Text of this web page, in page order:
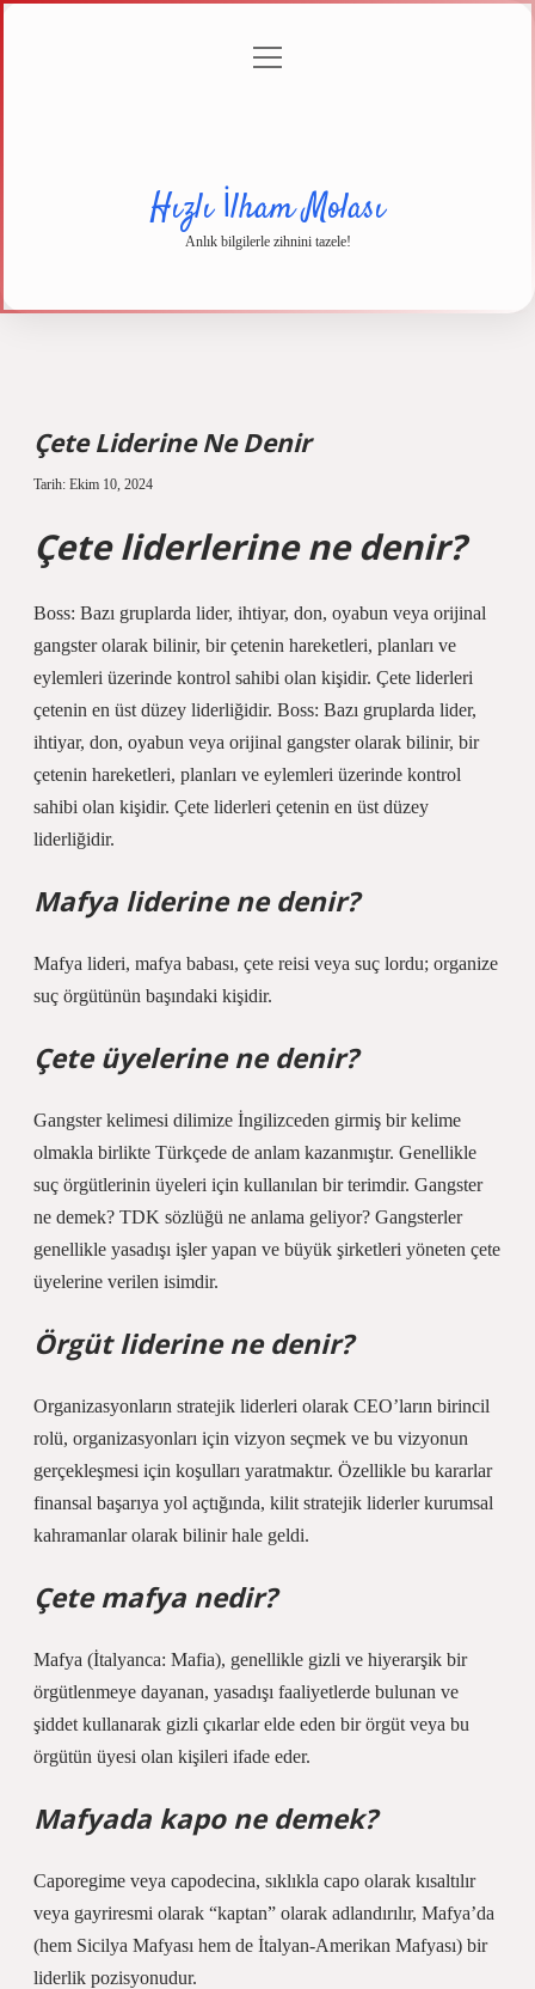
menüyü
Hızlı İlham Molası
Anlık bilgilerle zihnini tazele!
Çete Liderine Ne Denir
Tarih: Ekim 10, 2024
Çete liderlerine ne denir?
Boss: Bazı gruplarda lider, ihtiyar, don, oyabun veya orijinal
gangster olarak bilinir, bir çetenin hareketleri, planları ve
eylemleri üzerinde kontrol sahibi olan kişidir. Çete liderleri
çetenin en üst düzey liderliğidir. Boss: Bazı gruplarda lider,
ihtiyar, don, oyabun veya orijinal gangster olarak bilinir, bir
çetenin hareketleri, planları ve eylemleri üzerinde kontrol
sahibi olan kişidir. Çete liderleri çetenin en üst düzey
liderliğidir.
Mafya liderine ne denir?
Mafya lideri, mafya babası, çete reisi veya suç lordu; organize
suç örgütünün başındaki kişidir.
Çete üyelerine ne denir?
Gangster kelimesi dilimize İngilizceden girmiş bir kelime
olmakla birlikte Türkçede de anlam kazanmıştır. Genellikle
suç örgütlerinin üyeleri için kullanılan bir terimdir. Gangster
ne demek? TDK sözlüğü ne anlama geliyor? Gangsterler
genellikle yasadışı işler yapan ve büyük şirketleri yöneten çete
üyelerine verilen isimdir.
Örgüt liderine ne denir?
Organizasyonların stratejik liderleri olarak CEO’ların birincil
rolü, organizasyonları için vizyon seçmek ve bu vizyonun
gerçekleşmesi için koşulları yaratmaktır. Özellikle bu kararlar
finansal başarıya yol açtığında, kilit stratejik liderler kurumsal
kahramanlar olarak bilinir hale geldi.
Çete mafya nedir?
Mafya (İtalyanca: Mafia), genellikle gizli ve hiyerarşik bir
örgütlenmeye dayanan, yasadışı faaliyetlerde bulunan ve
şiddet kullanarak gizli çıkarlar elde eden bir örgüt veya bu
örgütün üyesi olan kişileri ifade eder.
Mafyada kapo ne demek?
Caporegime veya capodecina, sıklıkla capo olarak kısaltılır
veya gayriresmi olarak “kaptan” olarak adlandırılır, Mafya’da
(hem Sicilya Mafyası hem de İtalyan-Amerikan Mafyası) bir
liderlik pozisyonudur.